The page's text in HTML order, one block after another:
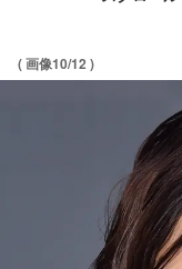
( 画像10/12 )